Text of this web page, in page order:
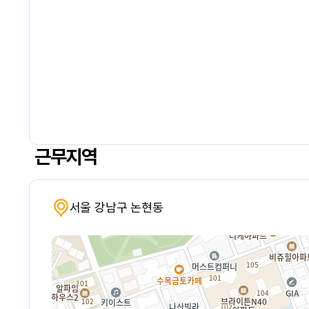
근무지역
서울 강남구 논현동